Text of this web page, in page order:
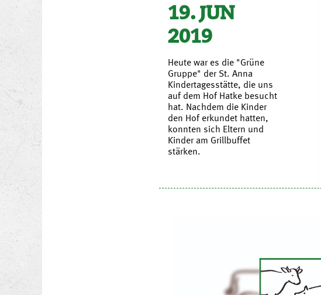
19. JUN
2019
Heute war es die "Grüne
Gruppe" der St. Anna
Kindertagesstätte, die uns
auf dem Hof Hatke besucht
hat. Nachdem die Kinder
den Hof erkundet hatten,
konnten sich Eltern und
Kinder am Grillbuffet
stärken.